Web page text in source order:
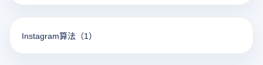
Instagram算法 （1）